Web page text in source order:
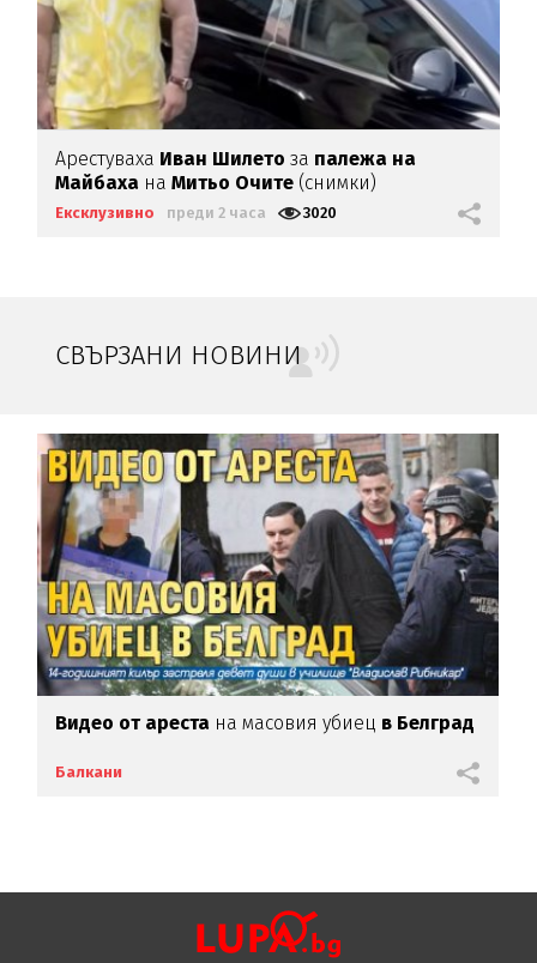
Арестуваха Иван Шилетоза палежа на
Майбаха наМитьо Очите (снимки)
Ексклузивно преди 2 часа 3020
СВЪРЗАНИ НОВИНИ
Видео от ареста на масовия убиец в Белград
Балкани